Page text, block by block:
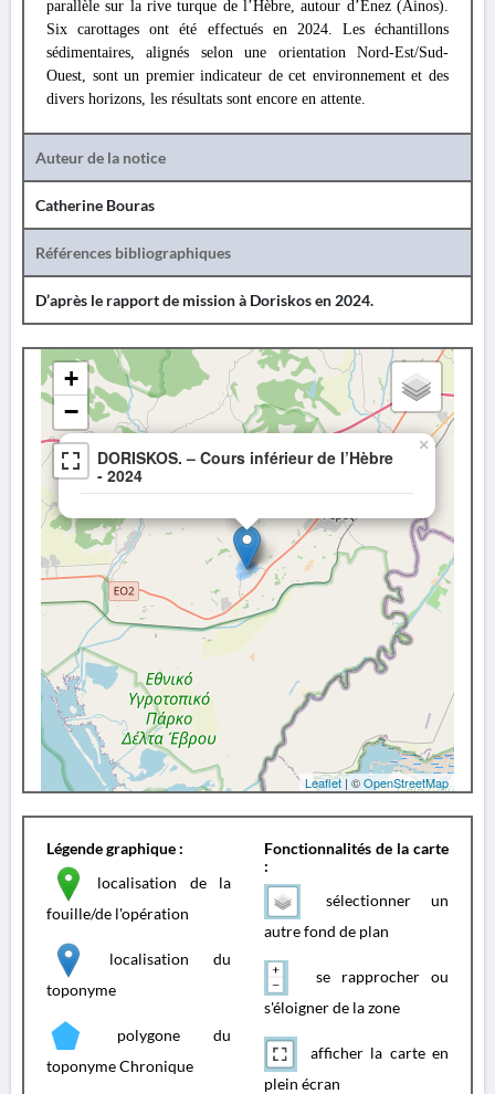
parallèle sur la rive turque de l’Hèbre, autour d’Enez (Ainos).
Six carottages ont été effectués en 2024. Les échantillons
sédimentaires, alignés selon une orientation Nord-Est/Sud-
Ouest, sont un premier indicateur de cet environnement et des
divers horizons, les résultats sont encore en attente.
Auteur de la notice
Catherine Bouras
Références bibliographiques
D’après le rapport de mission à Doriskos en 2024.
DORISKOS. – Cours inférieur de l’Hèbre
- 2024
×
+
−
Leaflet | ©OpenStreetMap
Légende graphique :
localisation de la
fouille/de l'opération
localisation du
toponyme
polygone du
toponyme Chronique
Fonctionnalités de la carte
:
sélectionner un
autre fond de plan
se rapprocher ou
s'éloigner de la zone
afficher la carte en
plein écran